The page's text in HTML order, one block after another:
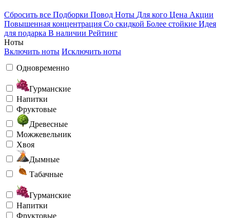
Сбросить все Подборки Повод Ноты Для кого Цена Акции
Повышенная концентрация Со скидкой Более стойкие Идея
для подарка В наличии Рейтинг
Ноты
Включить ноты Исключить ноты
Одновременно
Гурманские
Напитки
Фруктовые
Древесные
Можжевельник
Хвоя
Дымные
Табачные
Гурманские
Напитки
Фруктовые